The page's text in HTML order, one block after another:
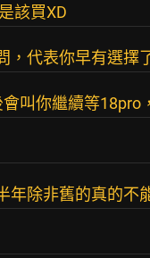
該買XD
，代表你早有選擇
叫你繼續等18pro
年除非舊的真的不